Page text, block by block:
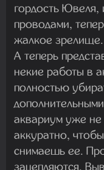
гордость Ювеля,
проводами,
жалкое зрелище.
А теперь
некие работы в
полностью
аквариум уже
аккуратно,
снимаешь ее.
зацепляются.